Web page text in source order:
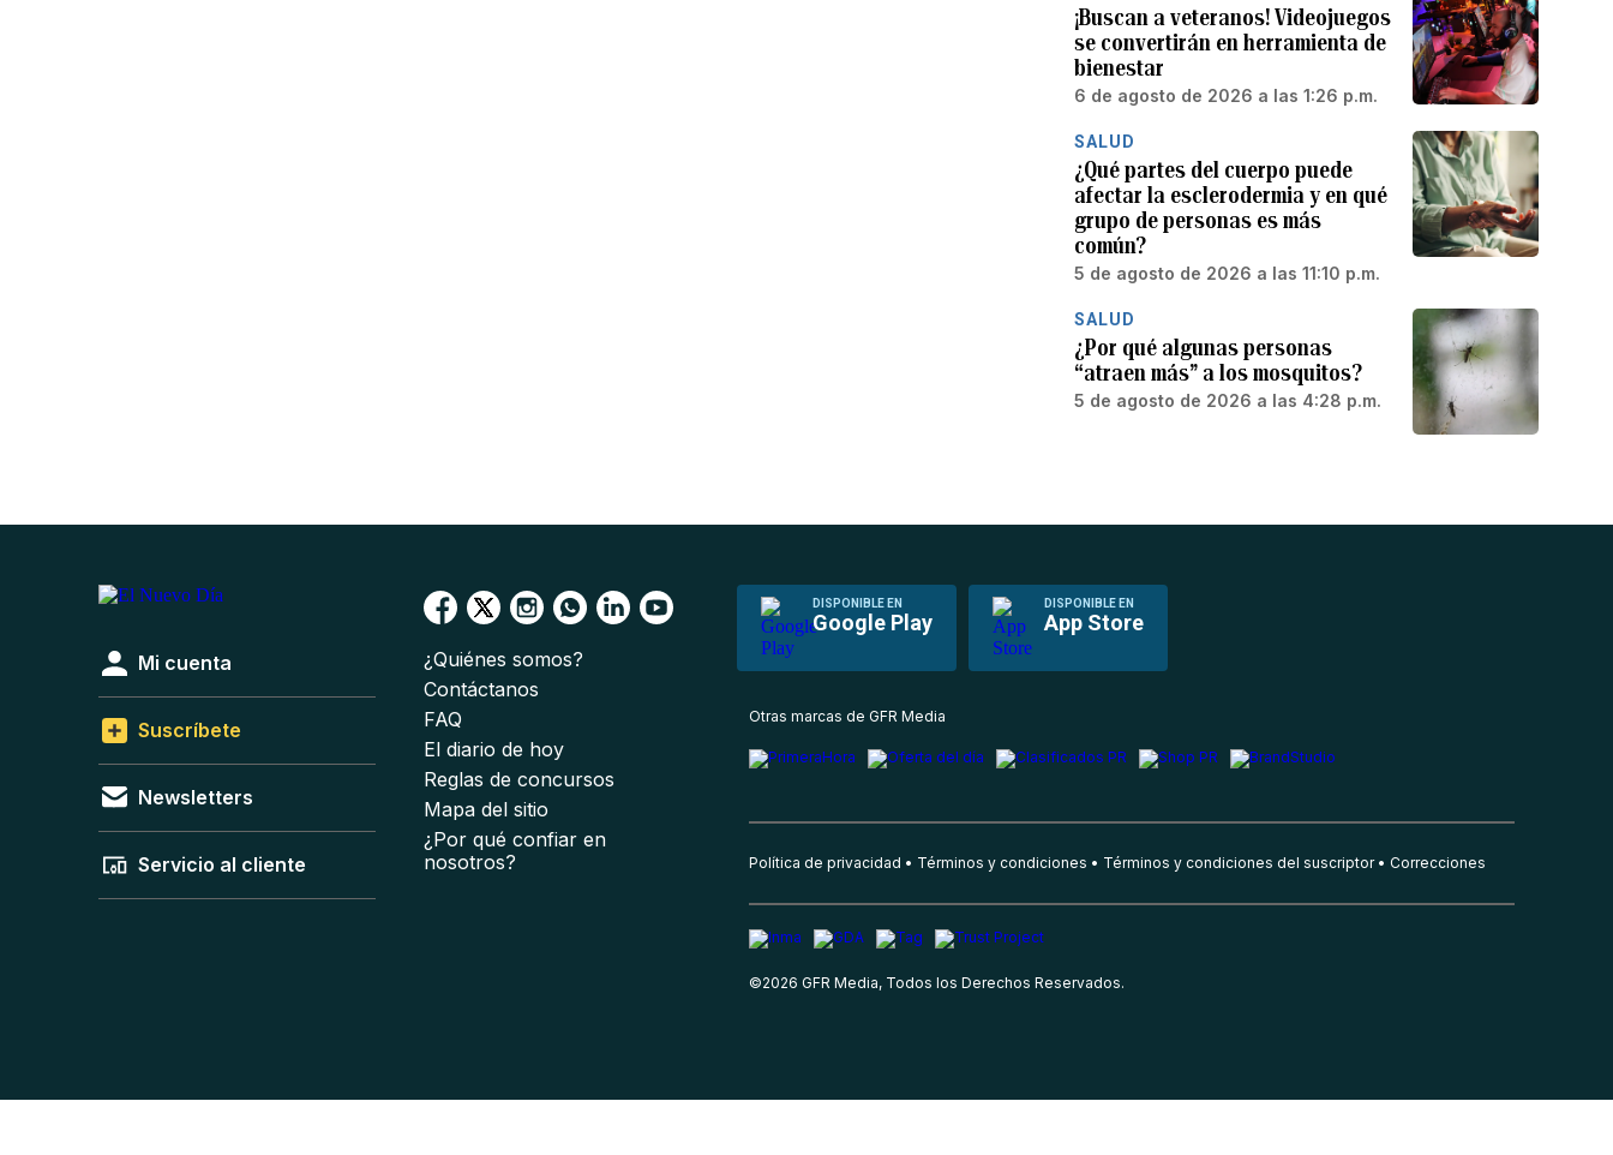
¡Buscan a veteranos! Videojuegos
se convertirán en herramienta de
bienestar
6 de agosto de 2026 a las 1:26 p.m.
SALUD
¿Qué partes del cuerpo puede
afectar la esclerodermia y en qué
grupo de personas es más
común?
5 de agosto de 2026 a las 11:10 p.m.
SALUD
¿Por qué algunas personas
“atraen más” a los mosquitos?
5 de agosto de 2026 a las 4:28 p.m.
DISPONIBLE EN
Google Play
DISPONIBLE EN
App Store
Mi cuenta
Suscríbete
Newsletters
Servicio al cliente
¿Quiénes somos?
Contáctanos
FAQ
El diario de hoy
Reglas de concursos
Mapa del sitio
¿Por qué confiar en
nosotros?
Otras marcas de GFR Media
Política de privacidad Términos y condiciones Términos y condiciones del suscriptor Correcciones
©2026 GFR Media, Todos los Derechos Reservados.